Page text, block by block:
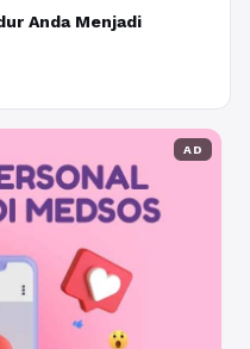
Anda Menjadi
AD